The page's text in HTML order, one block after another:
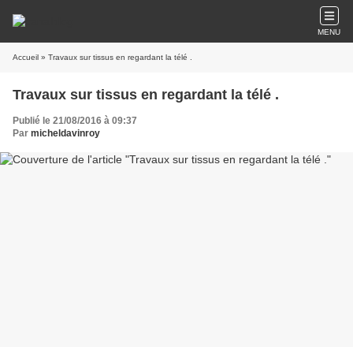
MENU
Accueil » Travaux sur tissus en regardant la télé .
Travaux sur tissus en regardant la télé .
Publié le 21/08/2016 à 09:37
Par micheldavinroy